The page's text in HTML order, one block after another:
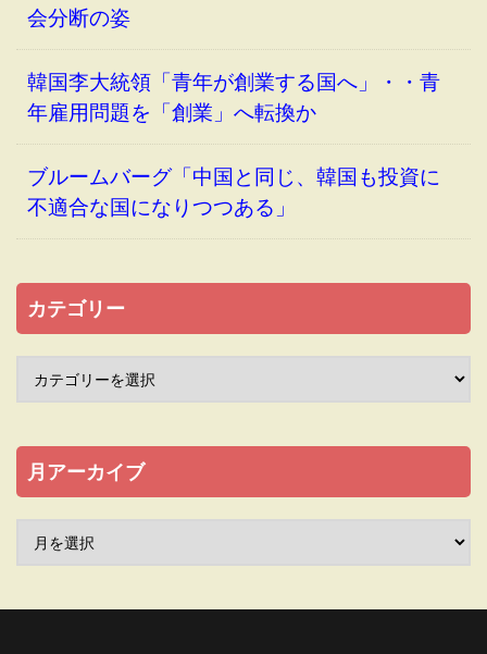
会分断の姿
韓国李大統領「青年が創業する国へ」・・青
年雇用問題を「創業」へ転換か
ブルームバーグ「中国と同じ、韓国も投資に
不適合な国になりつつある」
カテゴリー
月アーカイブ